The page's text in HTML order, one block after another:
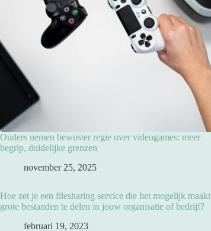
Ouders nemen bewuster regie over videogames: meer
begrip, duidelijke grenzen
november 25, 2025
Hoe zet je een filesharing service die het mogelijk maakt
grote bestanden te delen in jouw organisatie of bedrijf?
februari 19, 2023